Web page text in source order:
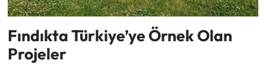
Fındıkta Türkiye’ye Örnek Olan
Projeler